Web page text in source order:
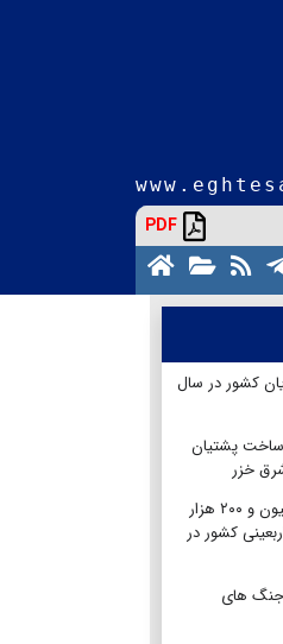
PDF
کشور در سال
پشتیان
خزر
ثبت تردد بیش از ۵ میلیون و ۲۰۰ هزار
کشور در
های